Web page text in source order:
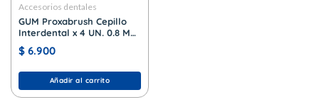
Accesorios dentales
GUM Proxabrush Cepillo
Interdental x 4 UN. 0.8 MM
Cilindrico
$ 6.900
Añadir al carrito